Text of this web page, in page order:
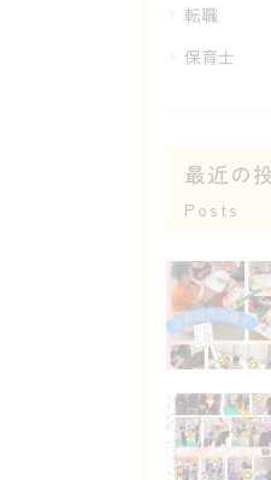
転職
保育士
最近の
Posts